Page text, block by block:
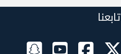
تابعنا